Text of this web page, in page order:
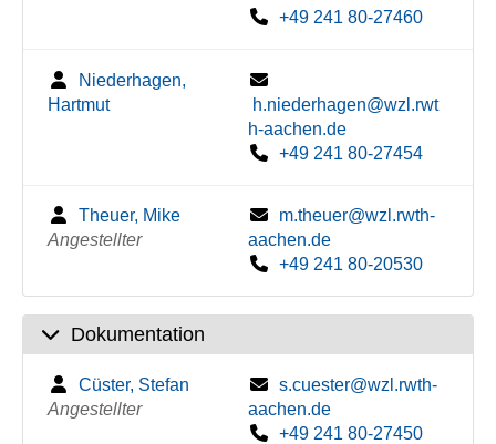
+49 241 80-27460
Niederhagen,
Hartmut
h.niederhagen@wzl.rwt
h-aachen.de
+49 241 80-27454
Theuer, Mike
Angestellter
m.theuer@wzl.rwth-
aachen.de
+49 241 80-20530
Dokumentation
Cüster, Stefan
Angestellter
s.cuester@wzl.rwth-
aachen.de
+49 241 80-27450